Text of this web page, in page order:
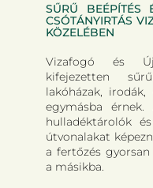
SŰRŰ BEÉPÍTÉS
CSÓTÁNYIRTÁS
KÖZELÉBEN
Vizafogó és
kifejezetten
lakóházak,
egymásba érnek.
hulladéktárolók
útvonalakat
a fertőzés
a másikba.